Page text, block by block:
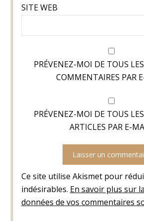
SITE WEB
PRÉVENEZ-MOI DE TOUS
COMMENTAIRES PAR
PRÉVENEZ-MOI DE TOUS
ARTICLES PAR E-
Ce site utilise Akismet pour
indésirables. En savoir plus sur
données de vos commentaires